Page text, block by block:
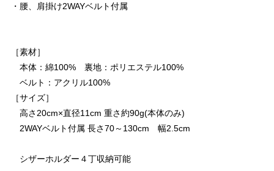
・腰、肩掛け2WAYベルト付属
［素材］
本体：綿100% 裏地：ポリエステル100%
ベルト：アクリル100%
［サイズ］
高さ20cm×直径11cm 重さ約90g(本体のみ)
2WAYベルト付属 長さ70～130cm 幅2.5cm
シザーホルダー４丁収納可能